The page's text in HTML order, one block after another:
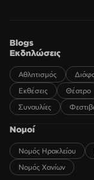
Blogs
Εκδηλώσεις
Αθλητισμός
Εκθέσεις
Θέατρο
Συναυλίες
Νομοί
Νομός Ηρακλείου
Νομός Χανίων